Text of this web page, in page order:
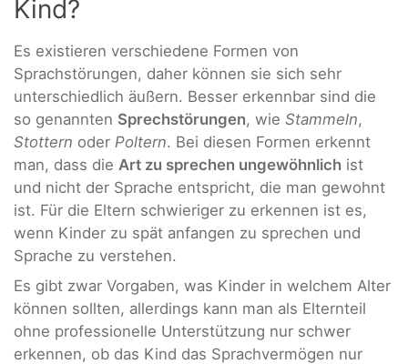
Kind?
Es existieren verschiedene Formen von
Sprachstörungen, daher können sie sich sehr
unterschiedlich äußern. Besser erkennbar sind die
so genannten Sprechstörungen, wie Stammeln,
Stottern oder Poltern. Bei diesen Formen erkennt
man, dass die Art zu sprechen ungewöhnlich ist
und nicht der Sprache entspricht, die man gewohnt
ist. Für die Eltern schwieriger zu erkennen ist es,
wenn Kinder zu spät anfangen zu sprechen und
Sprache zu verstehen.
Es gibt zwar Vorgaben, was Kinder in welchem Alter
können sollten, allerdings kann man als Elternteil
ohne professionelle Unterstützung nur schwer
erkennen, ob das Kind das Sprachvermögen nur